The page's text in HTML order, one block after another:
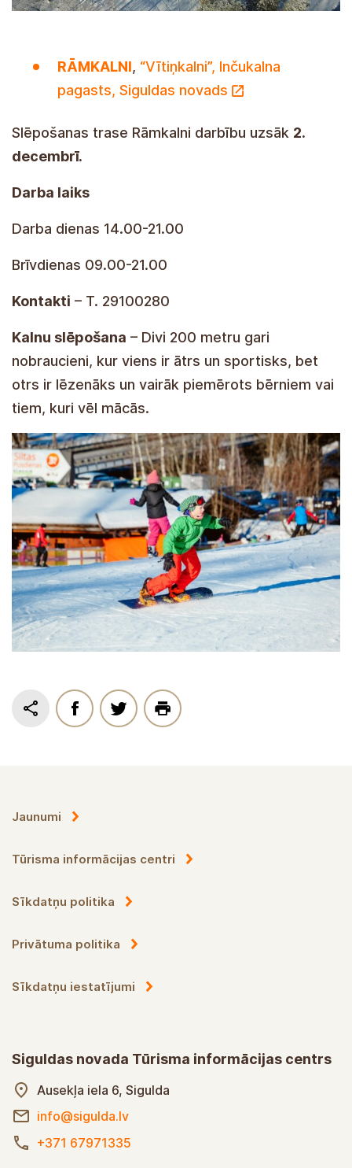
RĀMKALNI, “Vītiņkalni”, Inčukalna
pagasts, Siguldas novads
Slēpošanas trase Rāmkalni darbību uzsāk 2.
decembrī.
Darba laiks
Darba dienas 14.00-21.00
Brīvdienas 09.00-21.00
Kontakti – T. 29100280
Kalnu slēpošana – Divi 200 metru gari
nobraucieni, kur viens ir ātrs un sportisks, bet
otrs ir lēzenāks un vairāk piemērots bērniem vai
tiem, kuri vēl mācās.
Jaunumi
Tūrisma informācijas centri
Sīkdatņu politika
Privātuma politika
Sīkdatņu iestatījumi
Siguldas novada Tūrisma informācijas centrs
Ausekļa iela 6, Sigulda
info@sigulda.lv
+371 67971335